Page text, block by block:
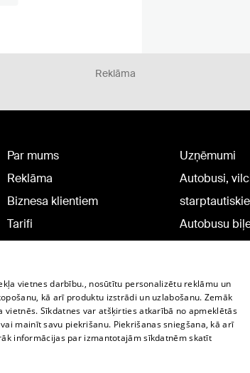
Reklāma
Par mums
Reklāma
Biznesa klientiem
Tarifi
Politiskā reklāma
Sīkdatņu lietošanas
noteikumi
Uzņēmumi
Autobusi,
Autobusu
vietnes darbību., nosūtītu personalizētu reklāmu un
kā arī produktu izstrādi un uzlabošanu. Zemāk
Sīkdatnes var atšķirties atkarībā no apmeklētās
mainīt savu piekrišanu. Piekrišanas sniegšana, kā arī
informācijas par izmantotajām sīkdatnēm skatīt